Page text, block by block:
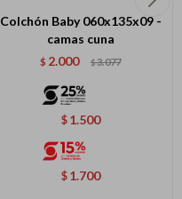
Colchón Baby 060x135x09 -
camas cuna
$ 2.000 $3.077
$ 1.500
$ 1.700